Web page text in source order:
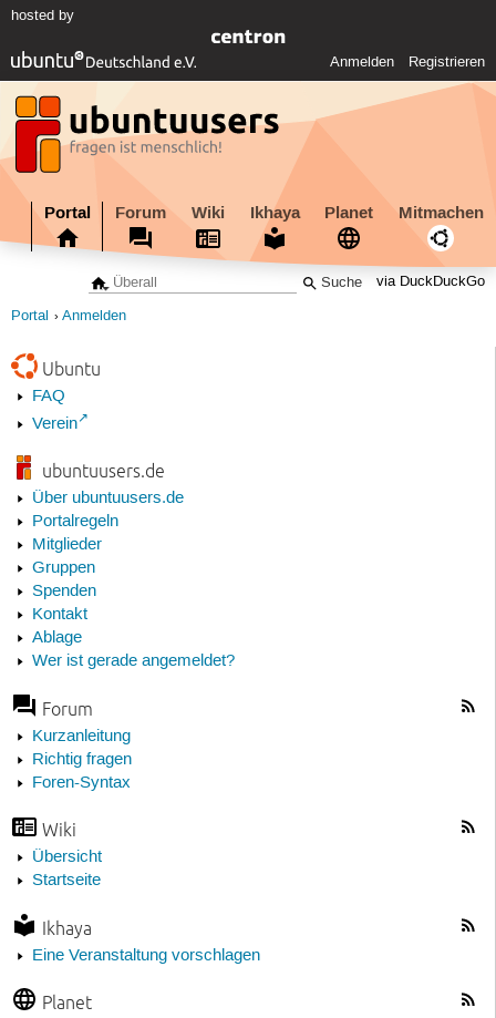
hosted by
Anmelden Registrieren
Portal Forum Wiki Ikhaya Planet Mitmachen
via DuckDuckGo
Portal Anmelden
Ubuntu
FAQ
Verein
ubuntuusers.de
Über ubuntuusers.de
Portalregeln
Mitglieder
Gruppen
Spenden
Kontakt
Ablage
Wer ist gerade angemeldet?
Forum
Kurzanleitung
Richtig fragen
Foren-Syntax
Wiki
Übersicht
Startseite
Ikhaya
Eine Veranstaltung vorschlagen
Planet